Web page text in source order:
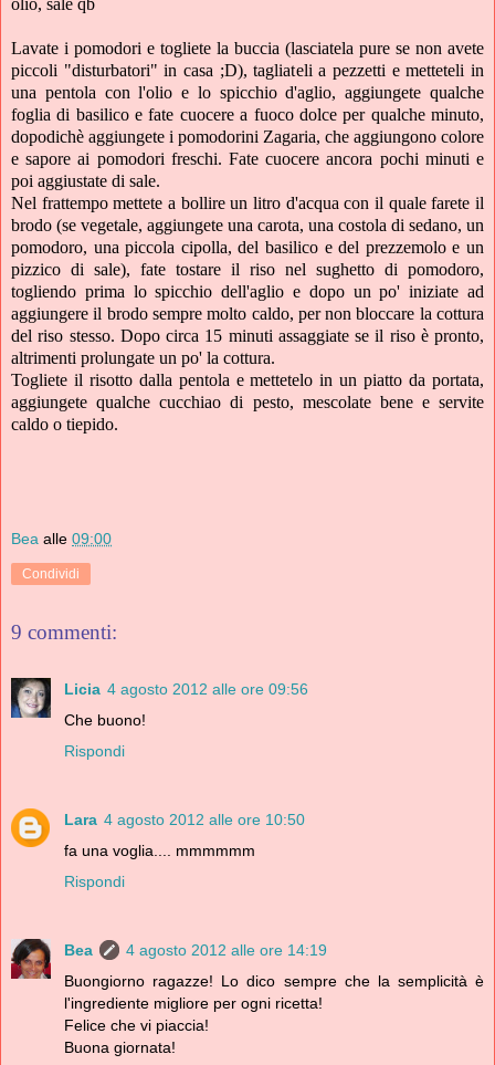
olio, sale qb
Lavate i pomodori e togliete la buccia (lasciatela pure se non avete
piccoli "disturbatori" in casa ;D), tagliateli a pezzetti e metteteli in
una pentola con l'olio e lo spicchio d'aglio, aggiungete qualche
foglia di basilico e fate cuocere a fuoco dolce per qualche minuto,
dopodichè aggiungete i pomodorini Zagaria, che aggiungono colore
e sapore ai pomodori freschi. Fate cuocere ancora pochi minuti e
poi aggiustate di sale.
Nel frattempo mettete a bollire un litro d'acqua con il quale farete il
brodo (se vegetale, aggiungete una carota, una costola di sedano, un
pomodoro, una piccola cipolla, del basilico e del prezzemolo e un
pizzico di sale), fate tostare il riso nel sughetto di pomodoro,
togliendo prima lo spicchio dell'aglio e dopo un po' iniziate ad
aggiungere il brodo sempre molto caldo, per non bloccare la cottura
del riso stesso. Dopo circa 15 minuti assaggiate se il riso è pronto,
altrimenti prolungate un po' la cottura.
Togliete il risotto dalla pentola e mettetelo in un piatto da portata,
aggiungete qualche cucchiao di pesto, mescolate bene e servite
caldo o tiepido.
Bea alle 09:00
Condividi
9 commenti:
Licia 4 agosto 2012 alle ore 09:56
Che buono!
Rispondi
Lara 4 agosto 2012 alle ore 10:50
fa una voglia.... mmmmmm
Rispondi
Bea
4 agosto 2012 alle ore 14:19
Buongiorno ragazze! Lo dico sempre che la semplicità è
l'ingrediente migliore per ogni ricetta!
Felice che vi piaccia!
Buona giornata!